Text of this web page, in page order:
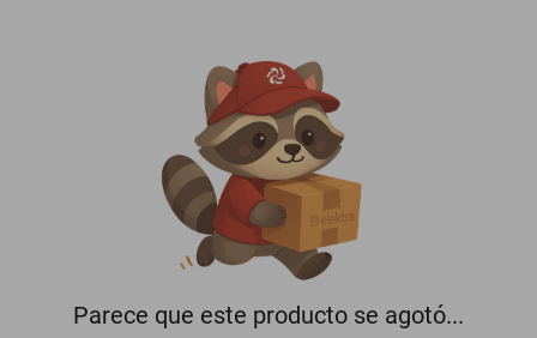
Parece que este producto se agotó...
oppo